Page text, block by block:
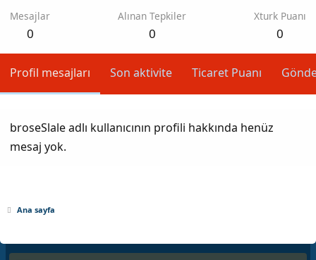
Mesajlar
0
Alınan Tepkiler
0
Xturk Puanı
0
Profil mesajları Son aktivite Ticaret Puanı
broseSlale adlı kullanıcının profili hakkında henüz
mesaj yok.
Ana sayfa